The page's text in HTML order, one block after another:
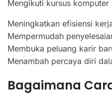
Mengikuti kursus komputer
Meningkatkan efisiensi
Mempermudah
Membuka peluang karir
Menambah percaya diri
Bagaimana